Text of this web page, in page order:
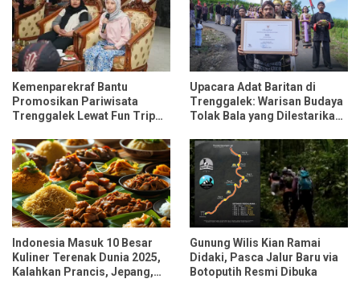
Kemenparekraf Bantu
Promosikan Pariwisata
Trenggalek Lewat Fun Trip
Media Nasional
Upacara Adat Baritan di
Trenggalek: Warisan Budaya
Tolak Bala yang Dilestarikan
Indonesia Masuk 10 Besar
Kuliner Terenak Dunia 2025,
Kalahkan Prancis, Jepang,
Gunung Wilis Kian Ramai
Didaki, Pasca Jalur Baru via
Botoputih Resmi Dibuka